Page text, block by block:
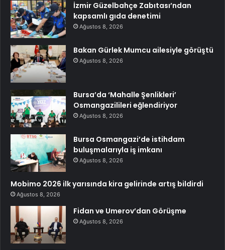
İzmir Güzelbahçe Zabıtası’ndan
kapsamlı gıda denetimi
Ağustos 8, 2026
Bakan Gürlek Mumcu ailesiyle görüştü
Ağustos 8, 2026
Bursa’da ‘Mahalle Şenlikleri’
Osmangazilileri eğlendiriyor
Ağustos 8, 2026
Bursa Osmangazi’de istihdam
buluşmalarıyla iş imkanı
Ağustos 8, 2026
Mobimo 2026 ilk yarısında kira gelirinde artış bildirdi
Ağustos 8, 2026
Fidan ve Umerov’dan Görüşme
Ağustos 8, 2026